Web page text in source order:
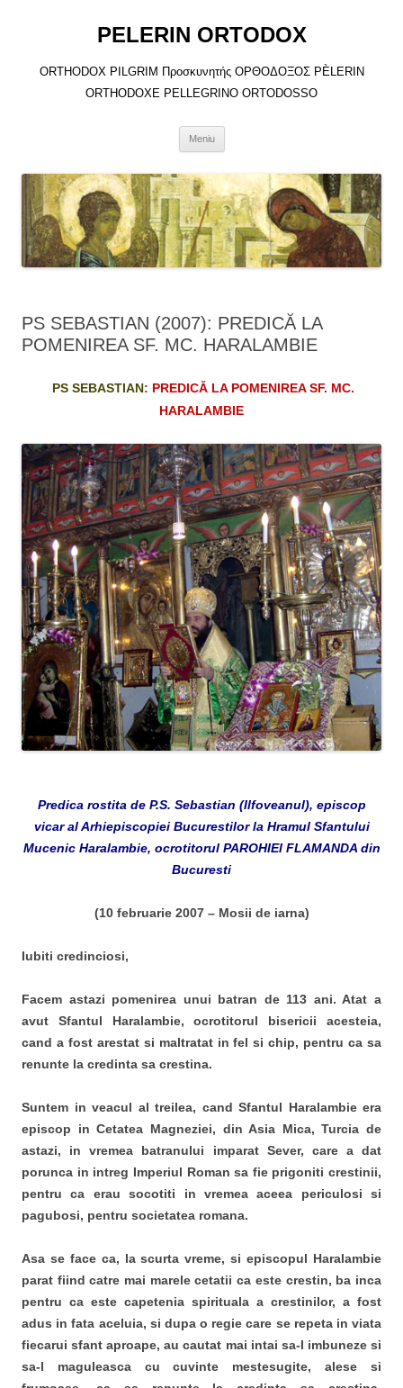
PELERIN ORTODOX
ORTHODOX PILGRIM Προσκυνητής ΟΡΘΟΔΟΞΟΣ PÈLERIN
ORTHODOXE PELLEGRINO ORTODOSSO
Meniu
PS SEBASTIAN (2007): PREDICĂ LA
POMENIREA SF. MC. HARALAMBIE
PS SEBASTIAN: PREDICĂ LA POMENIREA SF. MC.
HARALAMBIE
Predica rostita de P.S. Sebastian (Ilfoveanul), episcop
vicar al Arhiepiscopiei Bucurestilor la Hramul Sfantului
Mucenic Haralambie, ocrotitorul PAROHIEI FLAMANDA din
Bucuresti
(10 februarie 2007 – Mosii de iarna)
Iubiti credinciosi,
Facem astazi pomenirea unui batran de 113 ani. Atat a
avut Sfantul Haralambie, ocrotitorul bisericii acesteia,
cand a fost arestat si maltratat in fel si chip, pentru ca sa
renunte la credinta sa crestina.
Suntem in veacul al treilea, cand Sfantul Haralambie era
episcop in Cetatea Magneziei, din Asia Mica, Turcia de
astazi, in vremea batranului imparat Sever, care a dat
porunca in intreg Imperiul Roman sa fie prigoniti crestinii,
pentru ca erau socotiti in vremea aceea periculosi si
pagubosi, pentru societatea romana.
Asa se face ca, la scurta vreme, si episcopul Haralambie
parat fiind catre mai marele cetatii ca este crestin, ba inca
pentru ca este capetenia spirituala a crestinilor, a fost
adus in fata aceluia, si dupa o regie care se repeta in viata
fiecarui sfant aproape, au cautat mai intai sa-l imbuneze si
sa-l maguleasca cu cuvinte mestesugite, alese si